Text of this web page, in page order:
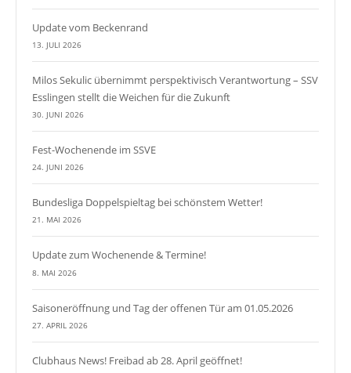
Update vom Beckenrand
13. JULI 2026
Milos Sekulic übernimmt perspektivisch Verantwortung – SSV
Esslingen stellt die Weichen für die Zukunft
30. JUNI 2026
Fest-Wochenende im SSVE
24. JUNI 2026
Bundesliga Doppelspieltag bei schönstem Wetter!
21. MAI 2026
Update zum Wochenende & Termine!
8. MAI 2026
Saisoneröffnung und Tag der offenen Tür am 01.05.2026
27. APRIL 2026
Clubhaus News! Freibad ab 28. April geöffnet!